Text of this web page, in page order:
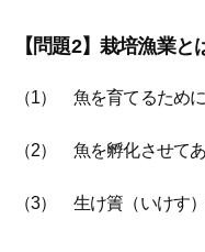
【問題2】栽培漁業と
（1） 魚を育てるため
（2） 魚を孵化させて
（3） 生け簀（いけす